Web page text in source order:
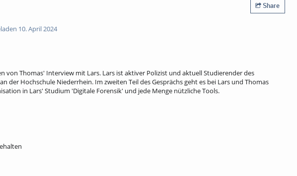
Share
10. April 2024
von Thomas' Interview mit Lars. Lars ist aktiver Polizist und aktuell Studierender des
der Hochschule Niederrhein. Im zweiten Teil des Gesprächs geht es bei Lars und Thomas
in Lars' Studium 'Digitale Forensik' und jede Menge nützliche Tools.